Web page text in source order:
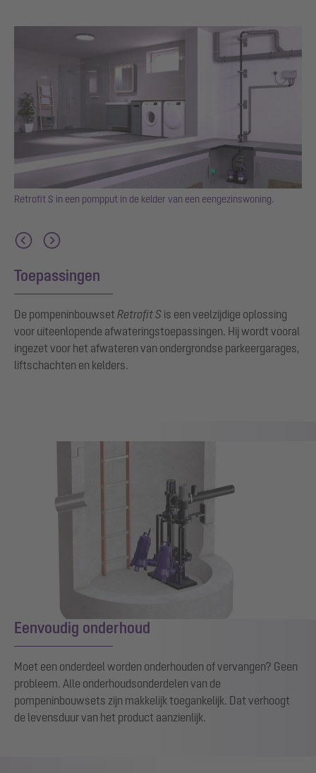
Retrofit S in een pompput in de kelder van een eengezinswoning.
Toepassingen
De pompeninbouwset Retrofit S is een veelzijdige oplossing
voor uiteenlopende afwateringstoepassingen. Hij wordt vooral
ingezet voor het afwateren van ondergrondse parkeergarages,
liftschachten en kelders.
Eenvoudig onderhoud
Moet een onderdeel worden onderhouden of vervangen? Geen
probleem. Alle onderhoudsonderdelen van de
pompeninbouwsets zijn makkelijk toegankelijk. Dat verhoogt
de levensduur van het product aanzienlijk.